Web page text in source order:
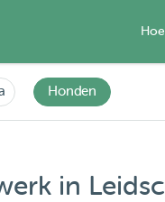
Honden
in